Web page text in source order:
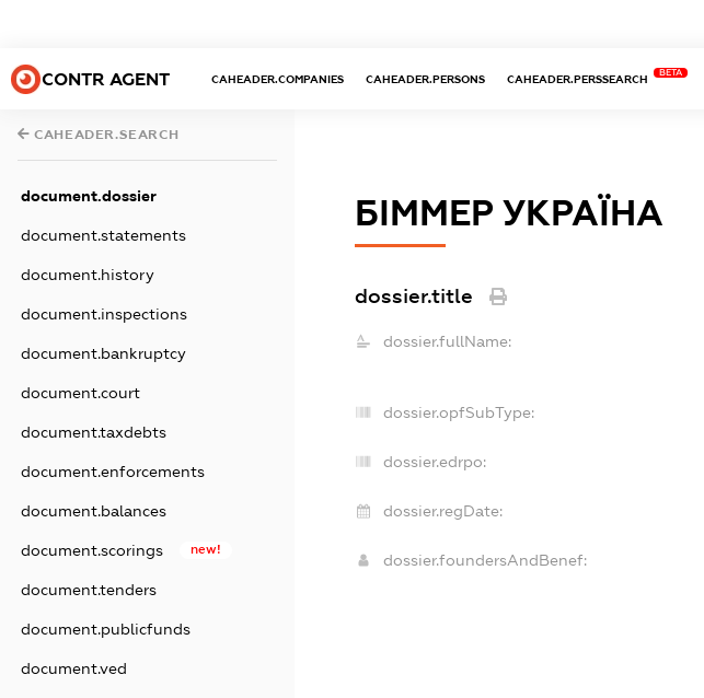
CONTR AGENT CAHEADER.COMPANIES CAHEADER.PERSONS CAHEADER.PERSSEARCH
BETA
CAHEADER.SEARCH
document.dossier
document.statements
document.history
document.inspections
document.bankruptcy
document.court
document.taxdebts
document.enforcements
document.balances
document.scorings new!
document.tenders
document.publicfunds
document.ved
БІММЕР УКРАЇНА
dossier.title
dossier.fullName:
dossier.opfSubType:
dossier.edrpo:
dossier.regDate:
dossier.foundersAndBenef: